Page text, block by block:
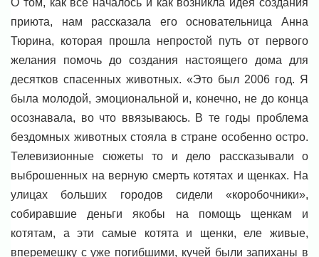
приюта, нам рассказала его основательница Анна
Тюрина, которая прошла непростой путь от первого
желания помочь до создания настоящего дома для
десятков спасенных животных. «Это был 2006 год. Я
была молодой, эмоциональной и, конечно, не до конца
осознавала, во что ввязываюсь. В те годы проблема
бездомных животных стояла в стране особенно остро.
Телевизионные сюжеты то и дело рассказывали о
выброшенных на верную смерть котятах и щенках. На
улицах больших городов сидели «коробочники»,
собиравшие деньги якобы на помощь щенкам и
котятам, а эти самые котята и щенки, еле живые,
вперемешку с уже погибшими, кучей были запиханы в